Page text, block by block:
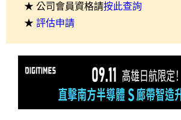
★ 公司會員資格請按此查詢
★ 評估申請